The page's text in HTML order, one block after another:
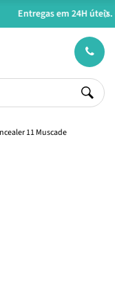
a partir de €45*
11 Muscade